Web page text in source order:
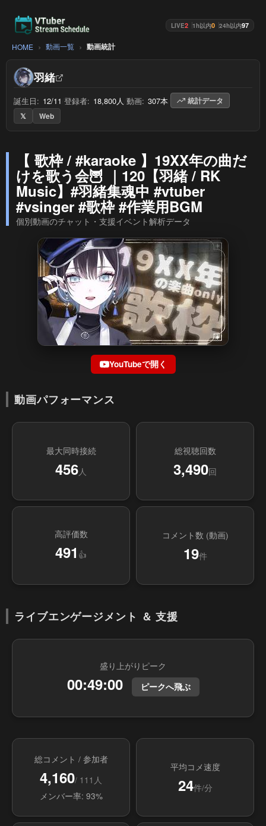
LIVE2 1h以内0 24h以内97
HOME 動画一覧 動画統計
羽緒
誕生日: 12/11 登録者: 18,800人 動画: 307本
統計データ
𝕏
Web
【 歌枠 / #karaoke 】19XX年の曲だ
けを歌う会🦉 ｜120【羽緒 / RK
Music】#羽緒集魂中 #vtuber
#vsinger #歌枠 #作業用BGM
個別動画のチャット・支援イベント解析データ
YouTubeで開く
動画パフォーマンス
最大同時接続
456人
総視聴回数
3,490回
高評価数
491 👍
コメント数 (動画)
19件
ライブエンゲージメント ＆ 支援
盛り上がりピーク
00:49:00 ピークへ飛ぶ
総コメント / 参加者
4,160/ 111人
メンバー率: 93%
平均コメ速度
24件/分